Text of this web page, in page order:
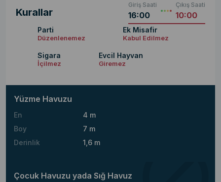
Kurallar
Giriş Saati
16:00
Çıkış Saati
10:00
Parti
Düzenlenemez
Ek Misafir
Kabul Edilmez
Sigara
İçilmez
Evcil Hayvan
Giremez
Yüzme Havuzu
En
4 m
Boy
7 m
Derinlik
1,6 m
Çocuk Havuzu yada Sığ Havuz